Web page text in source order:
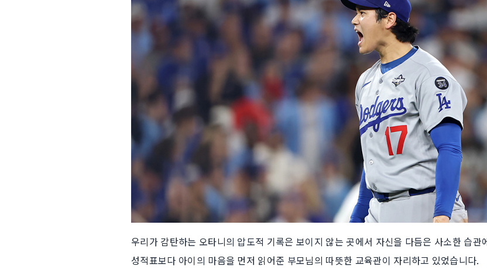
우리가 감탄하는 오타니의 압도적 기록은 보이지 않는 곳에서 자신을 다듬은 사소한 습
성적표보다 아이의 마음을 먼저 읽어준 부모님의 따뜻한 교육관이 자리하고 있었습니다.